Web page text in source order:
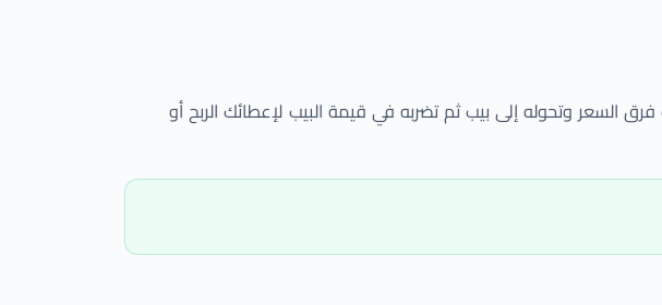
السعر وتحوله إلى بيب ثم تضربه في قيمة البيب لإعطائك الربح أو